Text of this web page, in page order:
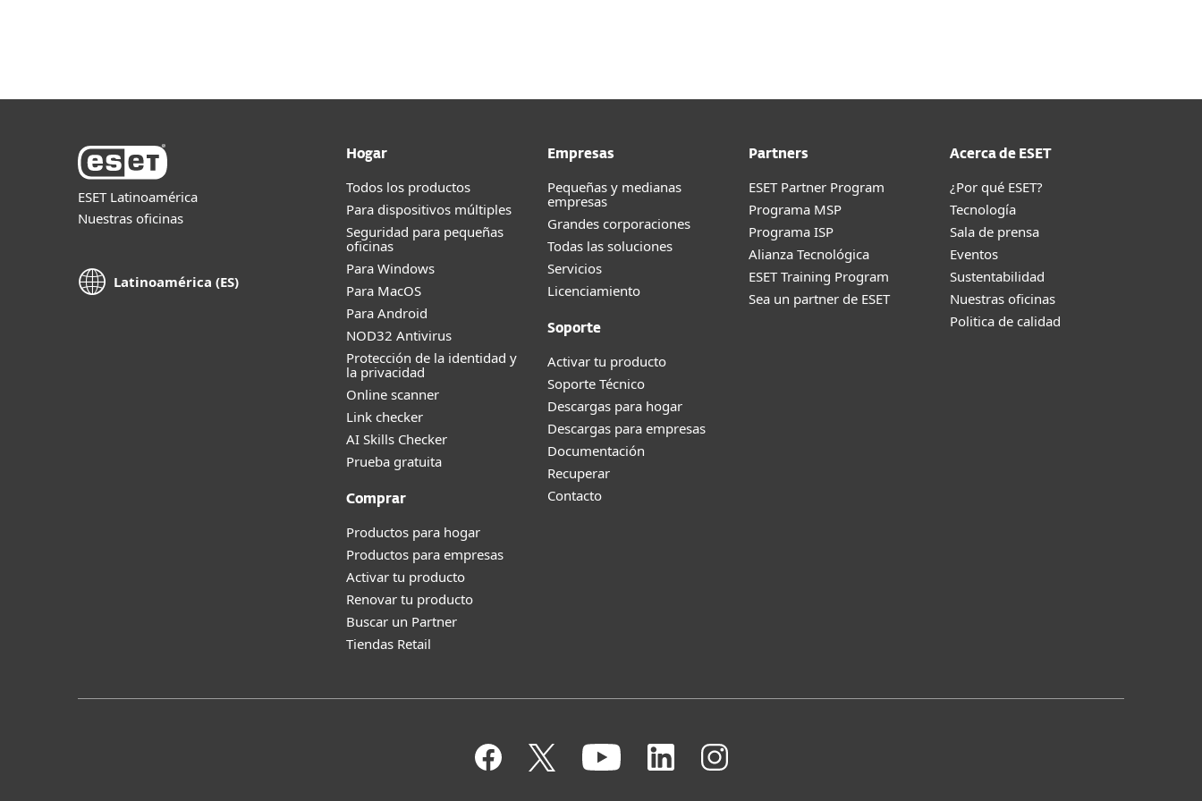
ESET Latinoamérica
Nuestras oficinas
Latinoamérica (ES)
Hogar
Todos los productos
Para dispositivos múltiples
Seguridad para pequeñas
oficinas
Para Windows
Para MacOS
Para Android
NOD32 Antivirus
Protección de la identidad y
la privacidad
Online scanner
Link checker
AI Skills Checker
Prueba gratuita
Comprar
Productos para hogar
Productos para empresas
Activar tu producto
Renovar tu producto
Buscar un Partner
Tiendas Retail
Empresas
Pequeñas y medianas
empresas
Grandes corporaciones
Todas las soluciones
Servicios
Licenciamiento
Soporte
Activar tu producto
Soporte Técnico
Descargas para hogar
Descargas para empresas
Documentación
Recuperar
Contacto
Partners
ESET Partner Program
Programa MSP
Programa ISP
Alianza Tecnológica
ESET Training Program
Sea un partner de ESET
Acerca de ESET
¿Por qué ESET?
Tecnología
Sala de prensa
Eventos
Sustentabilidad
Nuestras oficinas
Politica de calidad